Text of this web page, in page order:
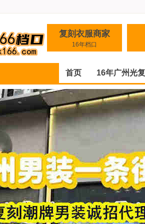
复刻衣服商家
16年档口
首页 16年广州光